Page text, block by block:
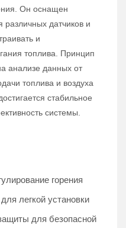
Он оснащен
датчиков и
и
топлива. Принцип
анализе данных от
топлива и воздуха
стабильное
системы.
горения
легкой установки
для безопасной